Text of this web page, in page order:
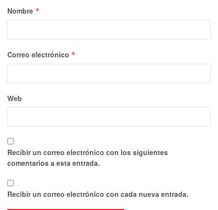
Nombre *
Correo electrónico *
Web
Recibir un correo electrónico con los siguientes
comentarios a esta entrada.
Recibir un correo electrónico con cada nueva entrada.